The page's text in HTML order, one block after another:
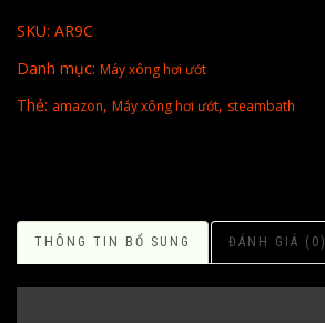
SKU: AR9C
Danh mục: Máy xông hơi ướt
Thẻ: amazon, Máy xông hơi ướt, steambath
THÔNG TIN BỔ SUNG ĐÁNH GIÁ (0)